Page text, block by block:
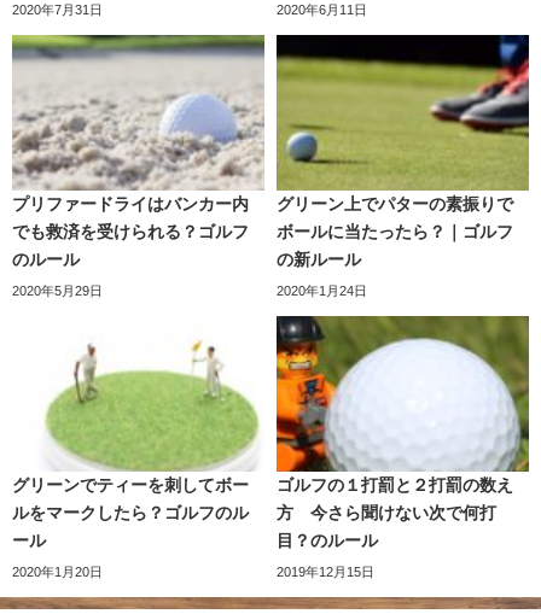
2020年7月31日 2020年6月11日
プリファードライはバンカー内
でも救済を受けられる？ゴルフ
のルール
2020年5月29日
グリーン上でパターの素振りで
ボールに当たったら？｜ゴルフ
の新ルール
2020年1月24日
グリーンでティーを刺してボー
ルをマークしたら？ゴルフのル
ール
2020年1月20日
ゴルフの１打罰と２打罰の数え
方 今さら聞けない次で何打
目？のルール
2019年12月15日